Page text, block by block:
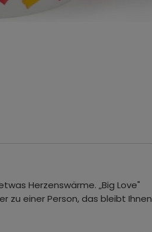
Herzenswärme. „Big Love"
zu einer Person, das bleibt Ihnen